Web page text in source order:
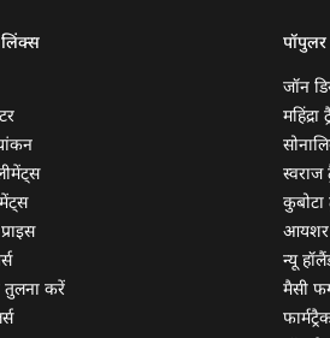
लिंक्स
तुलना करें
पॉपुलर
जॉन
महिंद्रा
स्वराज
कुबोटा
आयशर
न्यू
मैसी